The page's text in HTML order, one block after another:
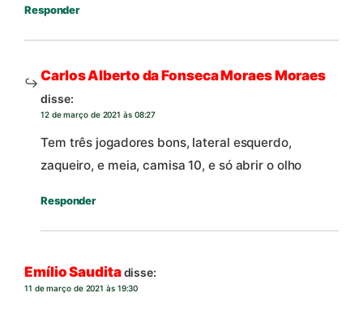
Responder
Carlos Alberto da Fonseca Moraes Moraes
disse:
12 de março de 2021 às 08:27
Tem três jogadores bons, lateral esquerdo,
zaqueiro, e meia, camisa 10, e só abrir o olho
Responder
Emílio Sauditadisse:
11 de março de 2021 às 19:30